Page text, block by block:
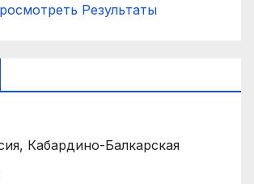
Результаты
Кабардино-Балкарская